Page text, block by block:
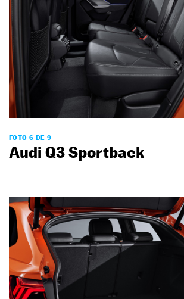
FOTO 6 DE 9
Audi Q3 Sportback